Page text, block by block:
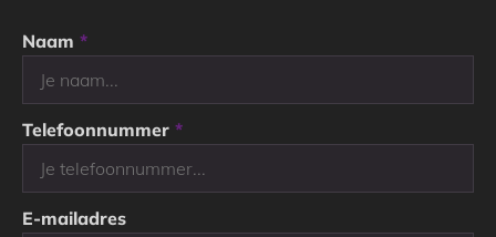
Naam *
Telefoonnummer *
E-mailadres